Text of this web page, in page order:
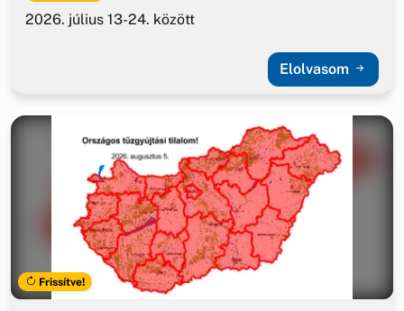
2026. július 13-24. között
Elolvasom
Frissítve!